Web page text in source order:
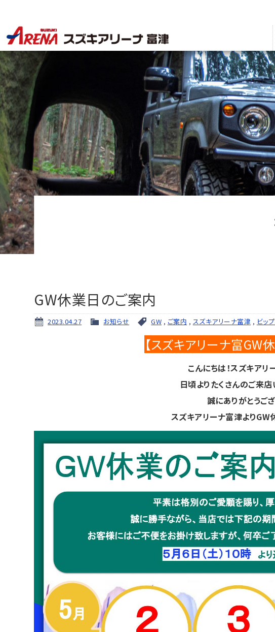
GW休業日のご案内
2023.04.27 お知らせ GW , ご案内 , スズキアリーナ富津 , ビッ
【スズキアリーナ富GW
こんにちは！スズキアリ
日頃よりたくさんのご来店
誠にありがとうござ
スズキアリーナ富津よりGW